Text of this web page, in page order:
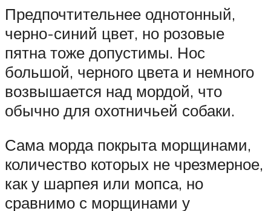
Предпочтительнее однотонный,
черно-синий цвет, но розовые
пятна тоже допустимы. Нос
большой, черного цвета и немного
возвышается над мордой, что
обычно для охотничьей собаки.
Сама морда покрыта морщинами,
количество которых не чрезмерное,
как у шарпея или мопса, но
сравнимо с морщинами у